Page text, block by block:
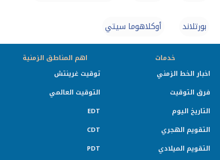
بورتلاند أوكلاهوما سيتي
خدمات
اخبار الخط الزمني
فرق التوقيت
التاريخ اليوم
التقويم الهجري
التقويم الميلادي
اهم المناطق الزمنية
توقيت غرينتش
التوقيت العالمي
EDT
CDT
PDT